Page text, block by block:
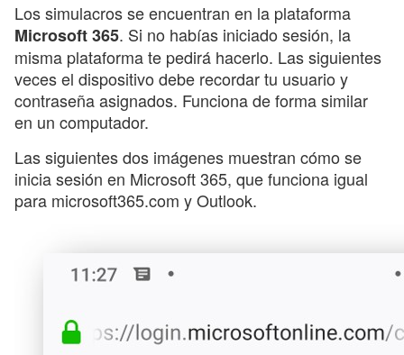
Los simulacros se encuentran en la plataforma
Microsoft 365. Si no habías iniciado sesión, la
misma plataforma te pedirá hacerlo. Las siguientes
veces el dispositivo debe recordar tu usuario y
contraseña asignados. Funciona de forma similar
en un computador.
Las siguientes dos imágenes muestran cómo se
inicia sesión en Microsoft 365, que funciona igual
para microsoft365.com y Outlook.